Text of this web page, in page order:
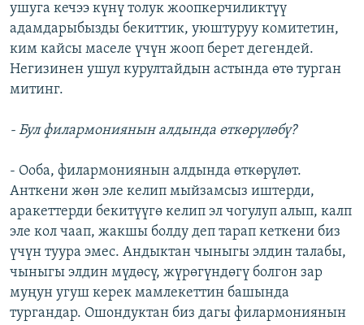
ушуга кечээ күнү толук жоопкерчиликтүү
адамдарыбызды бекиттик, уюштуруу комитетин,
ким кайсы маселе үчүн жооп берет дегендей.
Негизинен ушул курултайдын астында өтө турган
митинг.
- Бул филармониянын алдында өткөрүлөбү?
- Ооба, филармониянын алдында өткөрүлөт.
Анткени жөн эле келип мыйзамсыз иштерди,
аракеттерди бекитүүгө келип эл чогулуп алып, калп
эле кол чаап, жакшы болду деп тарап кеткени биз
үчүн туура эмес. Андыктан чыныгы элдин талабы,
чыныгы элдин мүдөсү, жүрөгүндөгү болгон зар
муңун угуш керек мамлекеттин башында
тургандар. Ошондуктан биз дагы филармониянын